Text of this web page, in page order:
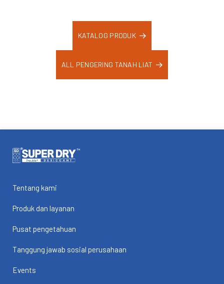
KATALOG PRODUK
ALL PENGERING TANAH LIAT
Tentang kami
Produk dan layanan
Pusat pengetahuan
Tanggung jawab sosial perusahaan
Events